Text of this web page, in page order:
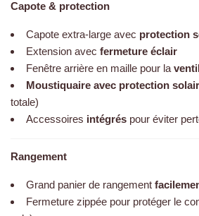
Capote & protection
Capote extra-large avec protection
Extension avec fermeture éclair
Fenêtre arrière en maille pour la
Moustiquaire avec protection
totale)
Accessoires intégrés pour éviter
Rangement
Grand panier de rangement
Fermeture zippée pour protéger le